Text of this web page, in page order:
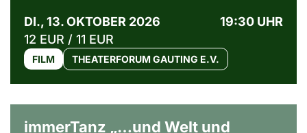
DI., 13. OKTOBER 2026
19:30 UHR
12 EUR / 11 EUR
FILM THEATERFORUM GAUTING E.V.
immerTanz „…und Welt und